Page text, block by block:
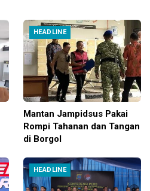
HEADLINE
Mantan Jampidsus Pakai
Rompi Tahanan dan Tangan
di Borgol
HEADLINE